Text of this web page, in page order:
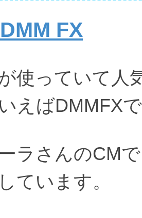
FX
使っていて人
えばDMMFX
ラさんのCM
ています。